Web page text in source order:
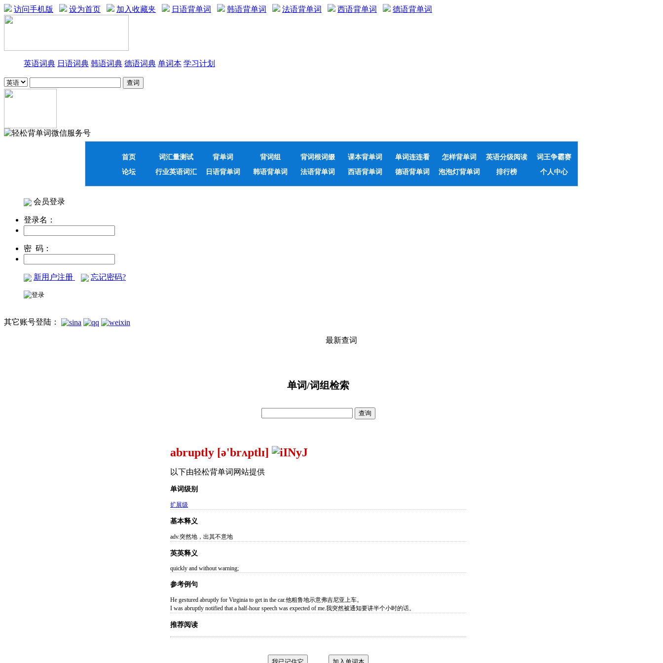
访问手机版 设为首页 加入收藏夹 日语背单词 韩语背单词 法语背单词 西语背单词 德语背单词
英语词典 日语词典 韩语词典 德语词典 单词本 学习计划
首页 词汇量测试 背单词 背词组 背词根词缀 课本背单词 单词连连看 怎样背单词 英语分级阅读
词王争霸赛
论坛
行业英语词汇 日语背单词 韩语背单词 法语背单词 西语背单词 德语背单词 泡泡灯背单词 排行榜 个人中心
会员登录
登录名：
密 码：
新用户注册 忘记密码?
其它账号登陆：
最新查词
单词/词组检索
abruptly [ə'brʌptlɪ]
以下由轻松背单词网站提供
单词级别
扩展级
基本释义
adv.突然地，出其不意地
英英释义
quickly and without warning;
参考例句
He gestured abruptly for Virginia to get in the car.他粗鲁地示意弗吉尼亚上车。
I was abruptly notified that a half-hour speech was expected of me.我突然被通知要讲半个小时的话。
推荐阅读